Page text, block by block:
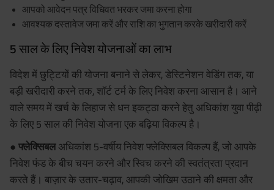
आपको आवेदन पत्र विधिवत भरकर जमा करना होगा
आवश्यक दस्तावेज जमा करें और राशि का भुगतान करके खरीदारी करें
5 साल के लिए निवेश योजनाओं का लाभ
विदेश में छुट्टियों की योजना बनाने से लेकर, डेस्टिनेशन वेडिंग तक, या
बड़ी खरीदारी करने तक, शॉर्ट टर्म के लिए निवेश करना आसान है। आने
वाले समय में खर्च के लिहाज से धन इकट्ठा करने हेतु अधिकांश युवा पीढ़ी
के लिए 5 साल की निवेश योजना एक बढ़िया विकल्प है।
● फ्लेक्सिबलअधिकांश 5-वर्षीय निवेश फ्लेक्सिबल विकल्प हैं, जो आपके
निवेश फंड के बीच चयन करने और स्विच करने की स्वतंत्रता प्रदान
करते हैं। बाज़ार के उतार-चढ़ाव, आपकी जोखिम उठाने की क्षमता और